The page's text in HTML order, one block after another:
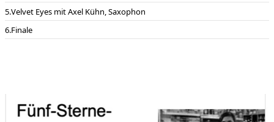
Velvet Eyes mit Axel Kühn, Saxophon
Finale